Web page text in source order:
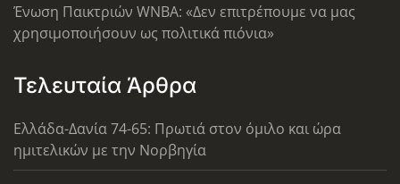
Ένωση Παικτριών WNBA: «Δεν επιτρέπουμε να μας
χρησιμοποιήσουν ως πολιτικά πιόνια»
Τελευταία Άρθρα
Ελλάδα-Δανία 74-65: Πρωτιά στον όμιλο και ώρα
ημιτελικών με την Νορβηγία